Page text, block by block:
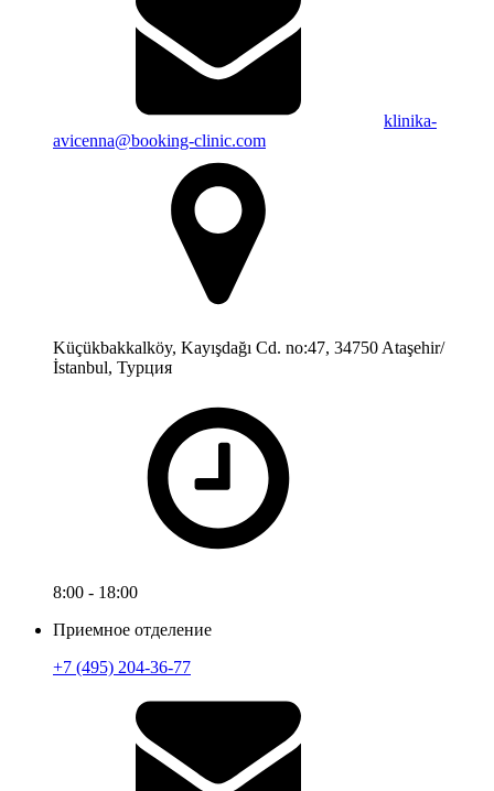
klinika-
avicenna@booking-clinic.com
Küçükbakkalköy, Kayışdağı Cd. no:47, 34750 Ataşehir/
İstanbul, Турция
8:00 - 18:00
Приемное отделение
+7 (495) 204-36-77